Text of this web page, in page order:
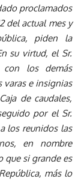
proclamados
del actual mes y
piden la
su virtud, el Sr.
con los demás
varas e insignias
de caudales,
por el Sr.
los reunidos las
en nombre
que si grande es
más lo